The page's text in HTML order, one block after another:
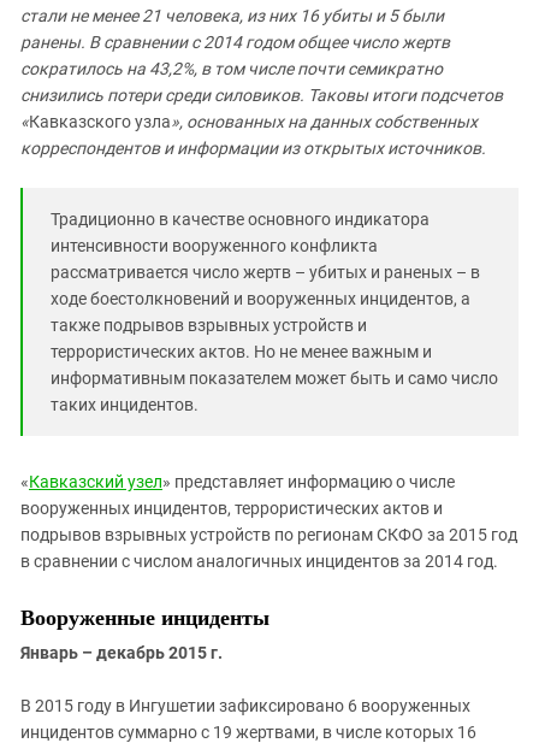
Северная Осетия - Алания
СКФО
Ставропольский край
Чечня
ЮФО
стали не менее 21 человека, из них 16 убиты и 5 были
ранены. В сравнении с 2014 годом общее число жертв
сократилось на 43,2%, в том числе почти семикратно
снизились потери среди силовиков. Таковы итоги подсчетов
«Кавказского узла», основанных на данных собственных
корреспондентов и информации из открытых источников.
Традиционно в качестве основного индикатора
интенсивности вооруженного конфликта
рассматривается число жертв – убитых и раненых – в
ходе боестолкновений и вооруженных инцидентов, а
также подрывов взрывных устройств и
террористических актов. Но не менее важным и
информативным показателем может быть и само число
таких инцидентов.
«Кавказский узел» представляет информацию о числе
вооруженных инцидентов, террористических актов и
подрывов взрывных устройств по регионам СКФО за 2015 год
в сравнении с числом аналогичных инцидентов за 2014 год.
Вооруженные инциденты
Январь – декабрь 2015 г.
В 2015 году в Ингушетии зафиксировано 6 вооруженных
инцидентов суммарно с 19 жертвами, в числе которых 16